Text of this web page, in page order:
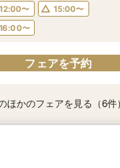
フェアを予約
フェアを予約
フェアを予約
フェアを予約
12:00〜
15:00〜
16:00〜
フェアを予約
率派必見】2時間で納得
相談フェア
限定【無料試食＆30万特
演出体験
満足度◎《ドレス映え*憧
ン》和牛試食
も決まってなくてOK／最
嫁体験
以降に！気になる所を徹
＆相談会
館満足度No.1】最大30万
験会
ほかのフェアを見る（6件）